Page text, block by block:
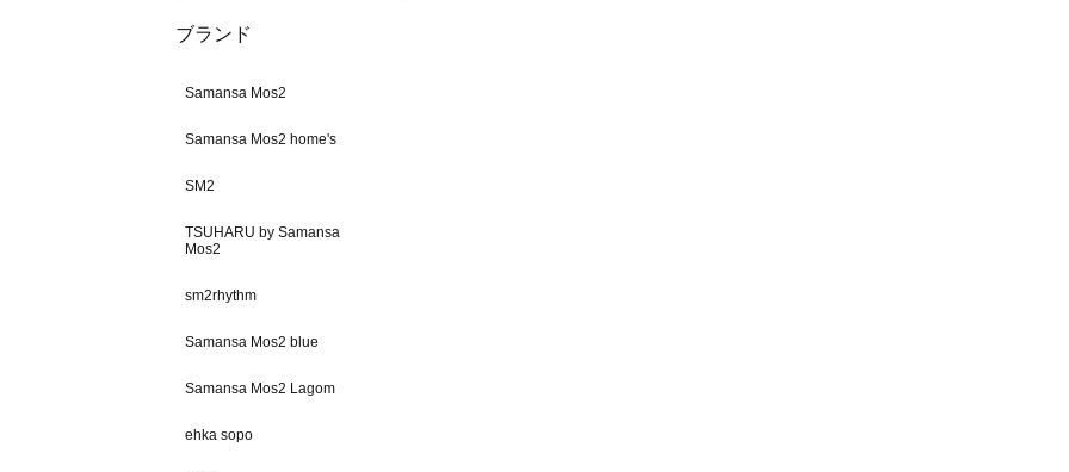
ブランド
Samansa Mos2
Samansa Mos2 home's
SM2
TSUHARU by Samansa
Mos2
sm2rhythm
Samansa Mos2 blue
Samansa Mos2 Lagom
ehka sopo